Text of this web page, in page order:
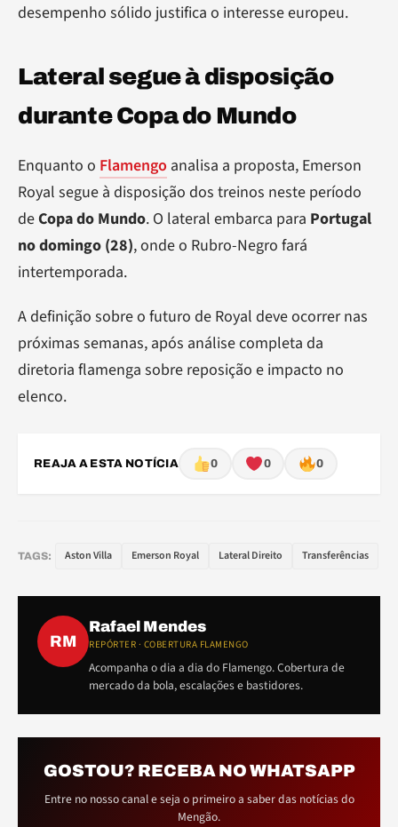
desempenho sólido justifica o interesse europeu.
Lateral segue à disposição
durante Copa do Mundo
Enquanto o Flamengo analisa a proposta, Emerson
Royal segue à disposição dos treinos neste período
deCopa do Mundo. O lateral embarca para Portugal
no domingo (28), onde o Rubro-Negro fará
intertemporada.
A definição sobre o futuro de Royal deve ocorrer nas
próximas semanas, após análise completa da
diretoria flamenga sobre reposição e impacto no
elenco.
REAJA A ESTA NOTÍCIA 0 0 0
TAGS: Aston Villa Emerson Royal Lateral Direito Transferências
RM
Rafael Mendes
REPÓRTER · COBERTURA FLAMENGO
Acompanha o dia a dia do Flamengo. Cobertura de
mercado da bola, escalações e bastidores.
GOSTOU? RECEBA NO WHATSAPP
Entre no nosso canal e seja o primeiro a saber das notícias do
Mengão.